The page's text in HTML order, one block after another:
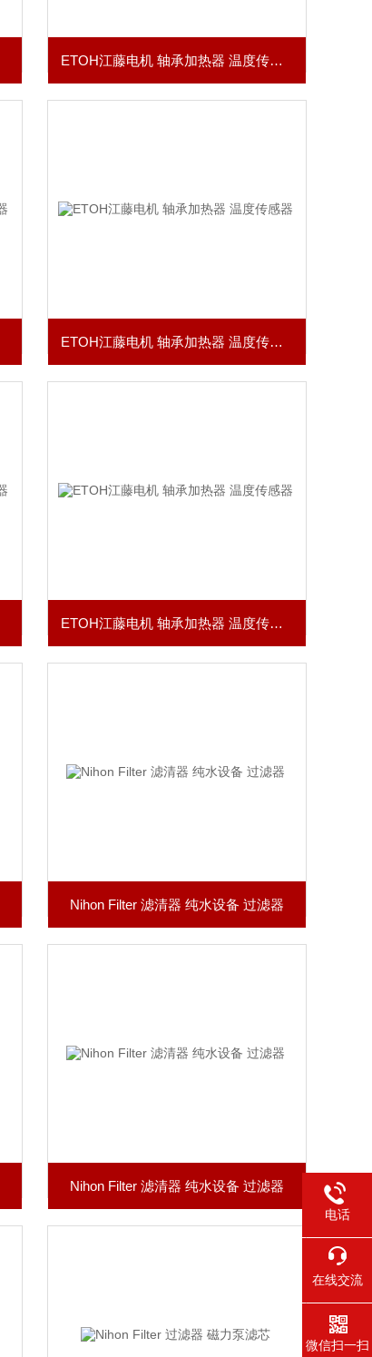
ETOH江藤电机 轴承加热器 温度传感器
ETOH江藤电机 轴承加热器 温度传感器
ETOH江藤电机 轴承加热器 温度传感器
Nihon Filter 滤清器 纯水设备 过滤器
Nihon Filter 滤清器 纯水设备 过滤器
电话
在线交流
微信扫一扫